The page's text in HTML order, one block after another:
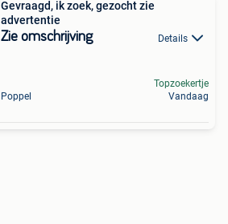
Gevraagd, ik zoek, gezocht zie
advertentie
Zie omschrijving Details
Poppel
Topzoekertje
Vandaag